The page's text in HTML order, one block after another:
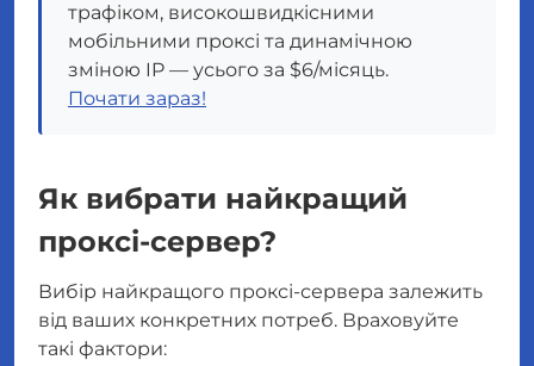
трафіком, високошвидкісними
мобільними проксі та динамічною
зміною IP — усього за $6/місяць.
Почати зараз!
Як вибрати найкращий
проксі-сервер?
Вибір найкращого проксі-сервера залежить
від ваших конкретних потреб. Враховуйте
такі фактори: